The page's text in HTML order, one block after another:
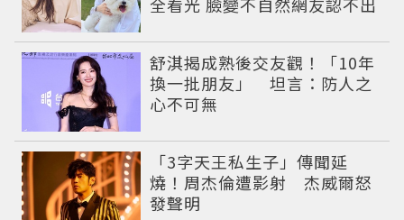
舒淇揭成熟後交友觀！「10年
換一批朋友」 坦言：防人之
心不可無
「3字天王私生子」傳聞延
燒！周杰倫遭影射 杰威爾怒
發聲明